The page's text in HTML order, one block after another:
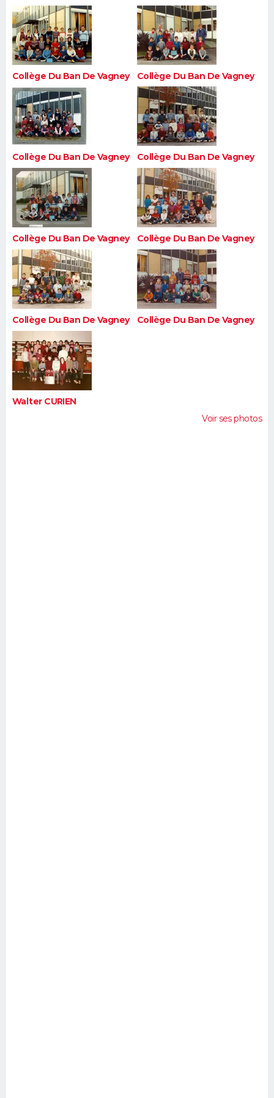
Collège Du Ban De Vagney Collège Du Ban De Vagney
Collège Du Ban De Vagney Collège Du Ban De Vagney
Collège Du Ban De Vagney Collège Du Ban De Vagney
Collège Du Ban De Vagney Collège Du Ban De Vagney
Walter CURIEN
Voir ses photos